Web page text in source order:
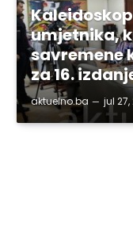
umjetnika,
savremene
za 16.
aktuelno.ba jul 27,